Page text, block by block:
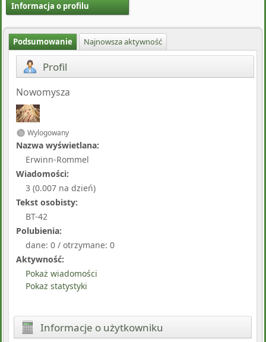
Informacja o profilu
Podsumowanie Najnowsza aktywność
Profil
Nowomysza
Wylogowany
Nazwa wyświetlana:
Erwinn-Rommel
Wiadomości:
3 (0.007 na dzień)
Tekst osobisty:
BT-42
Polubienia:
dane: 0 / otrzymane: 0
Aktywność:
Pokaż wiadomości
Pokaż statystyki
Informacje o użytkowniku